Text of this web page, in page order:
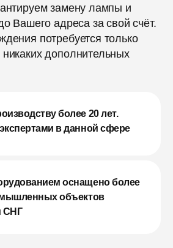
замену лампы и
Вашего адреса за свой счёт.
потребуется только
дополнительных
более 20 лет.
в данной сфере
оснащено более
объектов
СНГ